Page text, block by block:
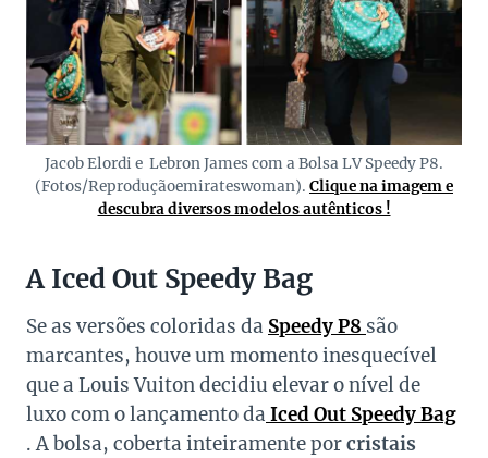
Jacob Elordi e Lebron James com a Bolsa LV Speedy P8.
(Fotos/Reproduçãoemirateswoman). Clique na imagem e
descubra diversos modelos autênticos !
A Iced Out Speedy Bag
Se as versões coloridas da Speedy P8 são
marcantes, houve um momento inesquecível
que a Louis Vuiton decidiu elevar o nível de
luxo com o lançamento da Iced Out Speedy Bag
. A bolsa, coberta inteiramente porcristais